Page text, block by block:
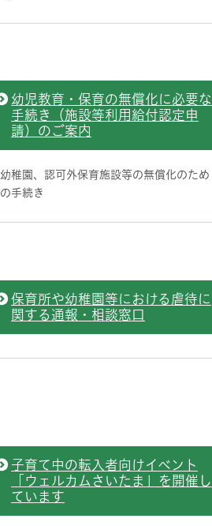
幼児教育・保育の無償化に必要な
手続き（施設等利用給付認定申
請）のご案内
幼稚園、認可外保育施設等の無償化のため
の手続き
保育所や幼稚園等における虐待に
関する通報・相談窓口
子育て中の転入者向けイベント
「ウェルカムさいたま」を開催し
ています